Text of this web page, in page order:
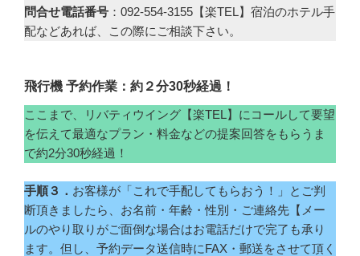
問合せ電話番号 ：092-554-3155【楽TEL】宿泊のホテル手
配などあれば、この際にご相談下さい。
飛行機 予約作業：約２分30秒経過！
ここまで、リバティウイング【楽TEL】にコールして要望
を伝えて最適なプラン・料金などの提案回答をもらうま
で約2分30秒経過！
手順３． お客様が「これで手配してもらおう！」とご判
断頂きましたら、お名前・年齢・性別・ご連絡先【メー
ルのやり取りがご面倒な場合はお電話だけで完了も承り
ます。但し、予約データ送信時にFAX・郵送をさせて頂く